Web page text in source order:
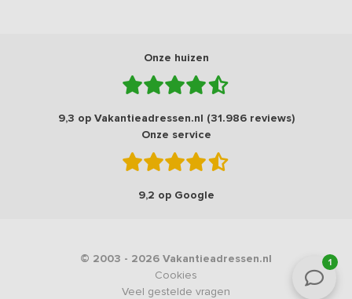
1
Onze huizen
9,3 op Vakantieadressen.nl (31.986 reviews)
Onze service
9,2 op Google
© 2003 - 2026 Vakantieadressen.nl
Cookies
Veel gestelde vragen